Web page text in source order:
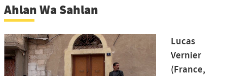
Ahlan Wa Sahlan
Lucas
Vernier
(France,